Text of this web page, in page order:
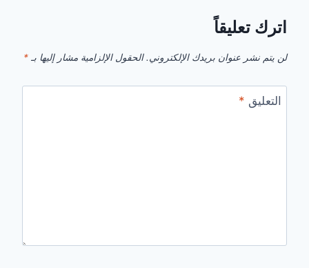
اترك تعليقاً
لن يتم نشر عنوان بريدك الإلكتروني. الحقول الإلزامية مشار إليها بـ *
التعليق *